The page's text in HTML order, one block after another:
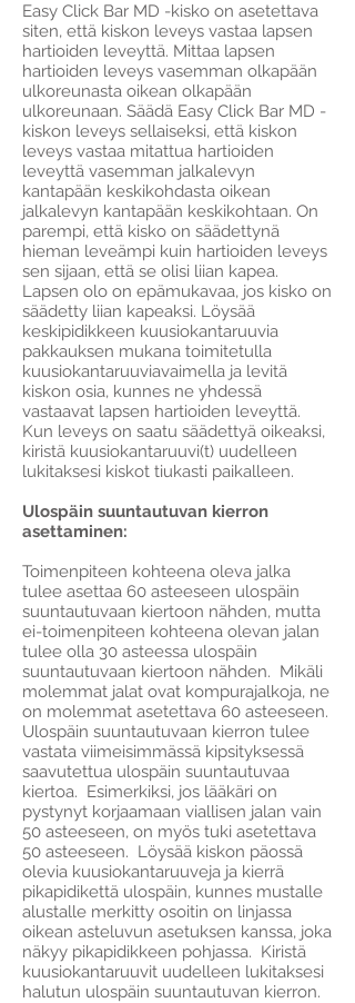
Easy Click Bar MD -kisko on asetettava
siten, että kiskon leveys vastaa lapsen
hartioiden leveyttä. Mittaa lapsen
hartioiden leveys vasemman olkapään
ulkoreunasta oikean olkapään
ulkoreunaan. Säädä Easy Click Bar MD -
kiskon leveys sellaiseksi, että kiskon
leveys vastaa mitattua hartioiden
leveyttä vasemman jalkalevyn
kantapään keskikohdasta oikean
jalkalevyn kantapään keskikohtaan. On
parempi, että kisko on säädettynä
hieman leveämpi kuin hartioiden leveys
sen sijaan, että se olisi liian kapea.
Lapsen olo on epämukavaa, jos kisko on
säädetty liian kapeaksi. Löysää
keskipidikkeen kuusiokantaruuvia
pakkauksen mukana toimitetulla
kuusiokantaruuviavaimella ja levitä
kiskon osia, kunnes ne yhdessä
vastaavat lapsen hartioiden leveyttä.
Kun leveys on saatu säädettyä oikeaksi,
kiristä kuusiokantaruuvi(t) uudelleen
lukitaksesi kiskot tiukasti paikalleen.
Ulospäin suuntautuvan kierron
asettaminen:
Toimenpiteen kohteena oleva jalka
tulee asettaa 60 asteeseen ulospäin
suuntautuvaan kiertoon nähden, mutta
ei-toimenpiteen kohteena olevan jalan
tulee olla 30 asteessa ulospäin
suuntautuvaan kiertoon nähden. Mikäli
molemmat jalat ovat kompurajalkoja, ne
on molemmat asetettava 60 asteeseen.
Ulospäin suuntautuvaan kierron tulee
vastata viimeisimmässä kipsityksessä
saavutettua ulospäin suuntautuvaa
kiertoa. Esimerkiksi, jos lääkäri on
pystynyt korjaamaan viallisen jalan vain
50 asteeseen, on myös tuki asetettava
50 asteeseen. Löysää kiskon päossä
olevia kuusiokantaruuveja ja kierrä
pikapidikettä ulospäin, kunnes mustalle
alustalle merkitty osoitin on linjassa
oikean asteluvun asetuksen kanssa, joka
näkyy pikapidikkeen pohjassa. Kiristä
kuusiokantaruuvit uudelleen lukitaksesi
halutun ulospäin suuntautuvan kierron.